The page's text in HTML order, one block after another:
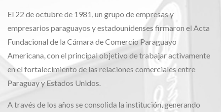
El 22 de octubre de 1981, un grupo de empresas y
empresarios paraguayos y estadounidenses firmaron el Acta
Fundacional de la Cámara de Comercio Paraguayo
Americana, con el principal objetivo de trabajar activamente
en el fortalecimiento de las relaciones comerciales entre
Paraguay y Estados Unidos.
A través de los años se consolida la institución, generando